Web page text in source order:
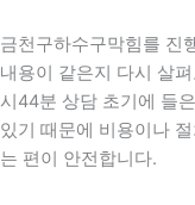
금천구하수구막힘를 진
내용이 같은지 다시 살
시44분 상담 초기에 들
있기 때문에 비용이나
는 편이 안전합니다.